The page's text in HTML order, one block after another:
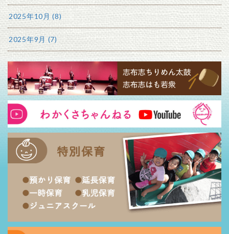
2025年10月 (8)
2025年9月 (7)